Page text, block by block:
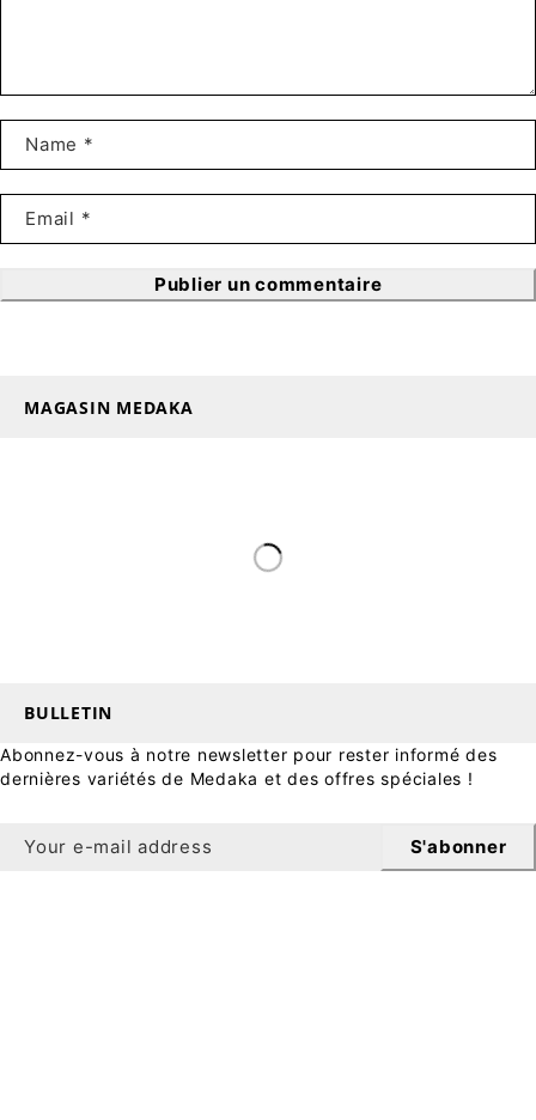
Publier un commentaire
MAGASIN MEDAKA
BULLETIN
Abonnez-vous à notre newsletter pour rester informé des
dernières variétés de Medaka et des offres spéciales !
S'abonner